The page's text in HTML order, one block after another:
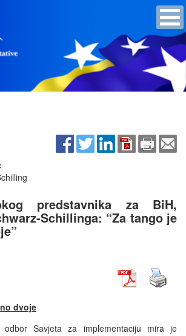
predstavnika za BiH,
Schillinga: “Za tango je
dvoje
Savjeta za implementaciju mira je